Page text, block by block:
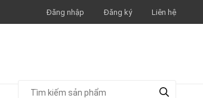
Đăng nhập Đăng ký Liên hệ